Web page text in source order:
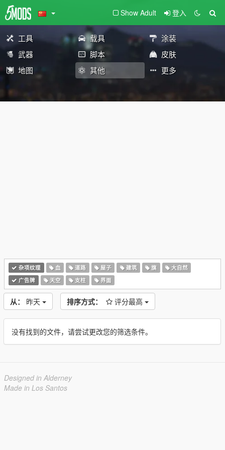
Show Adult 登入
工具 载具
涂装
武器
脚本
皮肤
地图
其他 更多
杂项纹理 血 道路 屋子 建筑 旗
大自然
广告牌
天空 支柱 界面
从： 昨天 排序方式： 评分最高
没有找到的文件，请尝试更改您的筛选条件。
Designed in Alderney
Made in Los Santos